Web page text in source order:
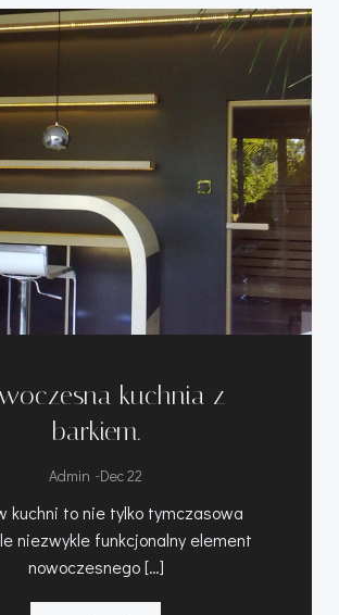
kuchnia z
barkiem.
Admin -Dec 22
kuchni to nie tylko tymczasowa
niezwykle funkcjonalny element
nowoczesnego […]